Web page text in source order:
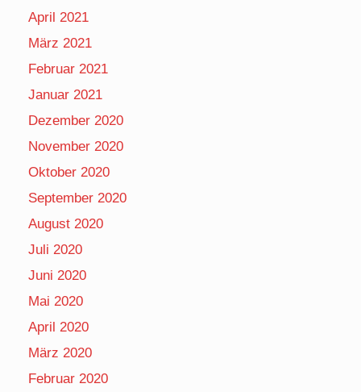
April 2021
März 2021
Februar 2021
Januar 2021
Dezember 2020
November 2020
Oktober 2020
September 2020
August 2020
Juli 2020
Juni 2020
Mai 2020
April 2020
März 2020
Februar 2020